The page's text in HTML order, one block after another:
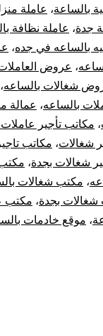
بالساعة، عاملة
جدة، عاملة نظافة
بالساعه في جده،
، عروض
شغالات بالساعه،
بالساعه، عمالة
، مكاتب تأجير عاملات
شغالات، مكاتب
شغالات بجدة،
، مكتب شغالات
بجدة، مكتب
، موقع خادمات